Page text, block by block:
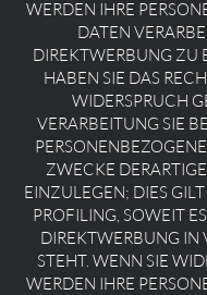
WERDEN IHRE
DATEN
DIREKTWERBUNG ZU
HABEN SIE DAS
WIDERSPRUCH
VERARBEITUNG SIE
ZWECKE
EINZULEGEN; DIES
PROFILING, SOWEIT
DIREKTWERBUNG IN
STEHT. WENN SIE
WERDEN IHRE